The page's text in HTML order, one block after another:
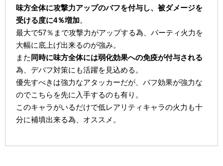
味方全体に攻撃力アップのバフを付与し、被ダメージを
受ける度に4％増加。
最大で57％まで攻撃力がアップする為、パーティ火力を
大幅に底上げ出来るのが強み。
また 同時に味方全体には弱化効果への免疫が付与される
為、デバフ対策にも活躍を見込める。
優先すべきは強力なアタッカーだが、バフ効果が強力な
のでこちらを先に入手するのも有り。
このキャラがいるだけで低レアリティキャラの火力も十
分に補填出来る為、オススメ。